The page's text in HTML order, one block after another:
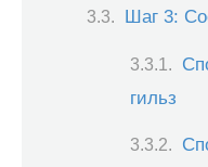
Шаг 3:
гильз